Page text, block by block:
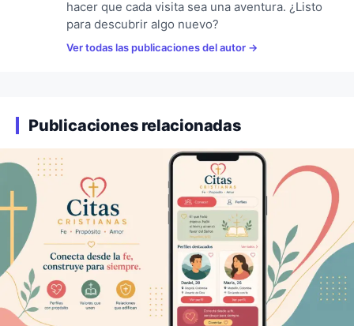
hacer que cada visita sea una aventura. ¿Listo
para descubrir algo nuevo?
Ver todas las publicaciones del autor
Publicaciones relacionadas